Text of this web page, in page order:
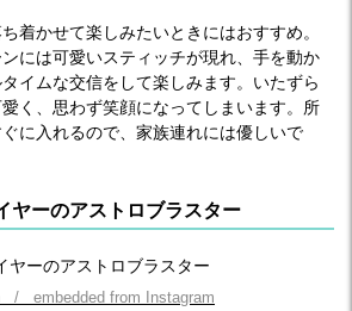
着かせて楽しみたいときにはおすすめ。
には可愛いスティッチが現れ、手を動か
イムな交信をして楽しみます。いたずら
く、思わず笑顔になってしまいます。所
に入れるので、家族連れには優しいで
ヤーのアストロブラスター
/ embedded from Instagram